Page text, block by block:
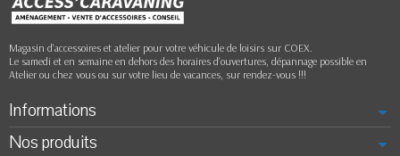
Magasin d'accessoires et atelier pour votre véhicule de loisirs sur COEX.
Le samedi et en semaine en dehors des horaires d'ouvertures, dépannage possible en
Atelier ou chez vous ou sur votre lieu de vacances, sur rendez-vous !!!
Informations
Nos produits